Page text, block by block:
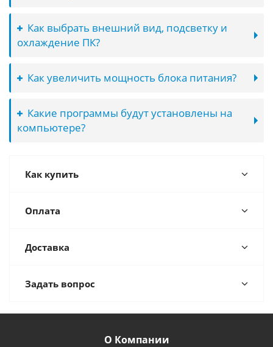
Как выбрать внешний вид, подсветку и
охлаждение ПК?
Как увеличить мощность блока питания?
Какие программы будут установлены на
компьютере?
Как купить
Оплата
Доставка
Задать вопрос
О Компании